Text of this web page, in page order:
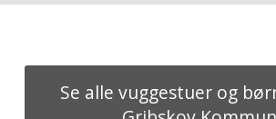
Se alle vuggestuer og